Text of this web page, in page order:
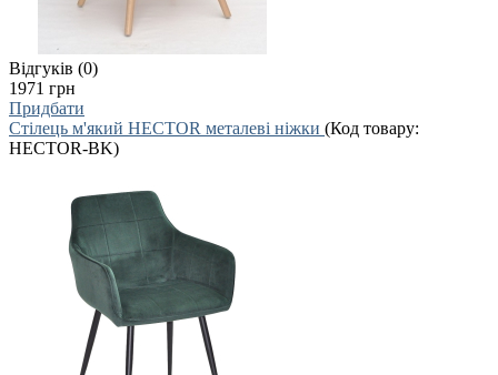
Відгуків (0)
1971 грн
Придбати
Стілець м'який HECTOR металеві ніжки (Код товару:
HECTOR-BK)